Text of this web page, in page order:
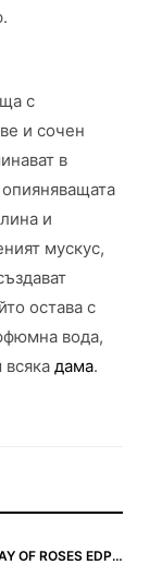
с
и сочен
в
и
мускус,
остава с
вода,
дама.
MPF THE WAY OF ROSES EDP 100ML